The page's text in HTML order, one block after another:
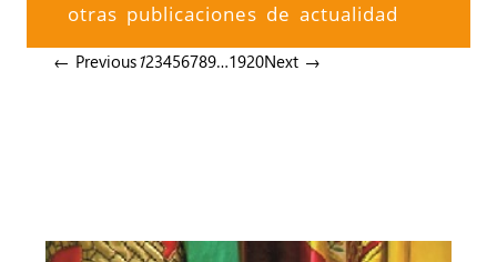
otras publicaciones de actualidad
← Previous123456789…1920Next →